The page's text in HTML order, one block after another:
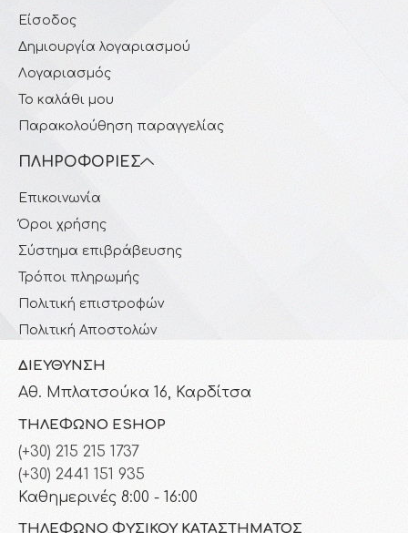
Είσοδος
Δημιουργία λογαριασμού
Λογαριασμός
Το καλάθι μου
Παρακολούθηση παραγγελίας
ΠΛΗΡΟΦΟΡΊΕΣ
Επικοινωνία
Όροι χρήσης
Σύστημα επιβράβευσης
Τρόποι πληρωμής
Πολιτική επιστροφών
Πολιτική Αποστολών
ΔΙΕΎΘΥΝΣΗ
Αθ. Μπλατσούκα 16, Καρδίτσα
ΤΗΛΈΦΩΝΟ ESHOP
(+30) 215 215 1737
(+30) 2441 151 935
Καθημερινές 8:00 - 16:00
ΤΗΛΈΦΩΝΟ ΦΥΣΙΚΟΎ ΚΑΤΑΣΤΉΜΑΤΟΣ